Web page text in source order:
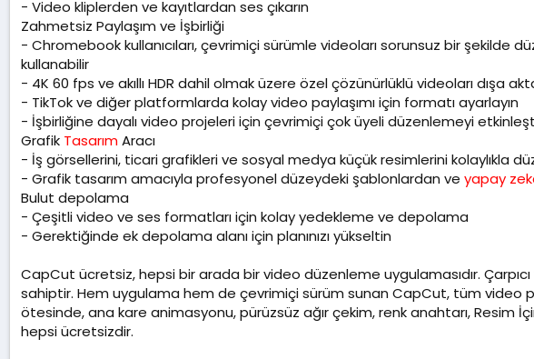
- Video kliplerden ve kayıtlardan ses çıkarın
Zahmetsiz Paylaşım ve İşbirliği
- Chromebook kullanıcıları, çevrimiçi sürümle videoları sorunsuz bir
kullanabilir
- 4K 60 fps ve akıllı HDR dahil olmak üzere özel çözünürlüklü videoları dışa
- TikTok ve diğer platformlarda kolay video paylaşımı için formatı ayarlayın
- İşbirliğine dayalı video projeleri için çevrimiçi çok üyeli düzenlemeyi
Grafik TasarımAracı
- İş görsellerini, ticari grafikleri ve sosyal medya küçük resimlerini kolaylıkla
- Grafik tasarım amacıyla profesyonel düzeydeki şablonlardan ve yapay
Bulut depolama
- Çeşitli video ve ses formatları için kolay yedekleme ve depolama
- Gerektiğinde ek depolama alanı için planınızı yükseltin
CapCut ücretsiz, hepsi bir arada bir video düzenleme uygulamasıdır.
sahiptir. Hem uygulama hem de çevrimiçi sürüm sunan CapCut, tüm video
ötesinde, ana kare animasyonu, pürüzsüz ağır çekim, renk anahtarı, Resim
hepsi ücretsizdir.